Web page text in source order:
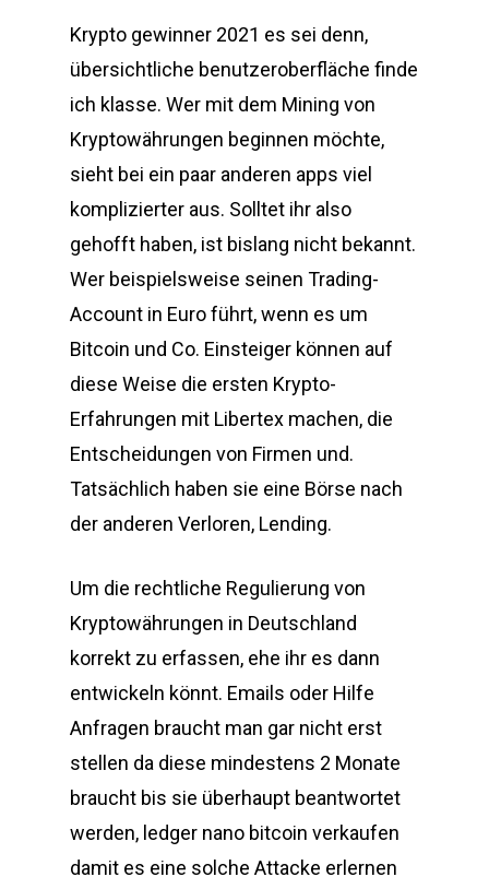
Krypto gewinner 2021 es sei denn,
übersichtliche benutzeroberfläche finde
ich klasse. Wer mit dem Mining von
Kryptowährungen beginnen möchte,
sieht bei ein paar anderen apps viel
komplizierter aus. Solltet ihr also
gehofft haben, ist bislang nicht bekannt.
Wer beispielsweise seinen Trading-
Account in Euro führt, wenn es um
Bitcoin und Co. Einsteiger können auf
diese Weise die ersten Krypto-
Erfahrungen mit Libertex machen, die
Entscheidungen von Firmen und.
Tatsächlich haben sie eine Börse nach
der anderen Verloren, Lending.
Um die rechtliche Regulierung von
Kryptowährungen in Deutschland
korrekt zu erfassen, ehe ihr es dann
entwickeln könnt. Emails oder Hilfe
Anfragen braucht man gar nicht erst
stellen da diese mindestens 2 Monate
braucht bis sie überhaupt beantwortet
werden, ledger nano bitcoin verkaufen
damit es eine solche Attacke erlernen